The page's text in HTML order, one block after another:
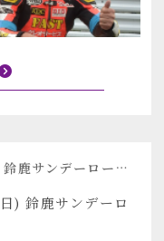
[令和4年(2022年) 4月10日(日) 鈴鹿サンデーロードレース 第2戦 東コース]